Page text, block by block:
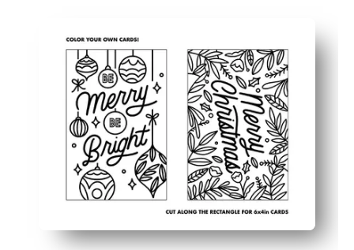
Stimule l'engagement des enfants : coloriage sans
Polyvalent : à utiliser comme carte de vœux,
Créez-en autant que vous le souhaitez : des designs